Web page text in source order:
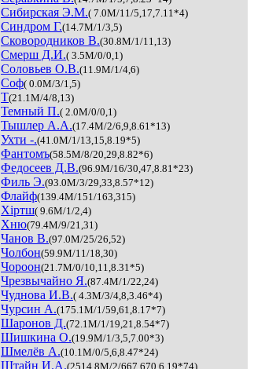
Сибирская Э.М.( 7.0M/11/5,17,7.11*4)
Синдром Г.(14.7M/1/3,5)
Сковородников В.(30.8M/1/11,13)
Смерш Д.И.( 3.5M/0/0,1)
Соловьев О.В.(11.9M/1/4,6)
Соф( 0.0M/3/1,5)
Т(21.1M/4/8,13)
Темный П.( 2.0M/0/0,1)
Тышлер А.А.(17.4M/2/6,9,8.61*13)
Ухти -.(41.0M/1/13,15,8.19*5)
Фантомъ(58.5M/8/20,29,8.82*6)
Федосеев Д.В.(96.9M/16/30,47,8.81*23)
Филь Э.(93.0M/3/29,33,8.57*12)
Флайф(139.4M/151/163,315)
Хiртш( 9.6M/1/2,4)
Хню(79.4M/9/21,31)
Чанов В.(97.0M/25/26,52)
Чолбон(59.9M/11/18,30)
Чороон(21.7M/0/10,11,8.31*5)
Чрезвычайно Я.(87.4M/1/22,24)
Чуднова И.В.( 4.3M/3/4,8,3.46*4)
Чурсин А.(175.1M/1/59,61,8.17*7)
Шаронов Д.(72.1M/1/19,21,8.54*7)
Шишкина О.(19.9M/1/3,5,7.00*3)
Шмелёв А.(10.1M/0/5,6,8.47*24)
Штайн И.А.(2514.8M/2/667,670,6.19*74)